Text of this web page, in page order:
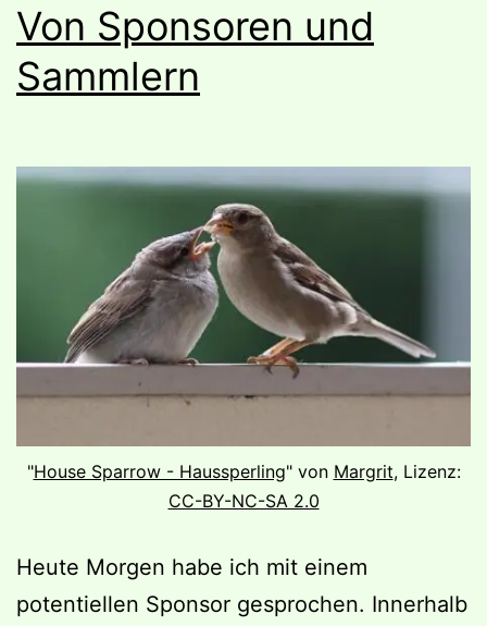
Von Sponsoren und
Sammlern
"House Sparrow - Haussperling" von Margrit, Lizenz:
CC-BY-NC-SA 2.0
Heute Morgen habe ich mit einem
potentiellen Sponsor gesprochen. Innerhalb